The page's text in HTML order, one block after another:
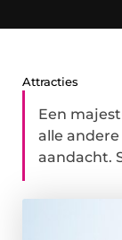
Attracties
Een
alle
aandacht.